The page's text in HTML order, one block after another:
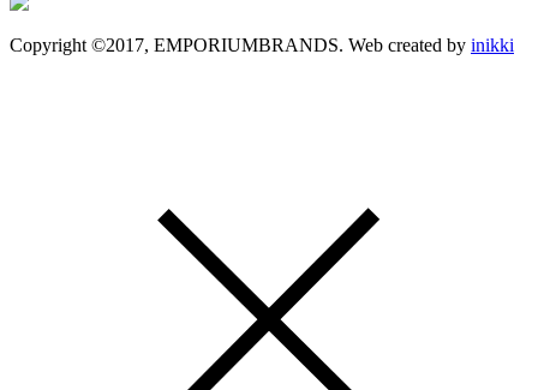
Copyright ©2017, EMPORIUMBRANDS. Web created by inikki